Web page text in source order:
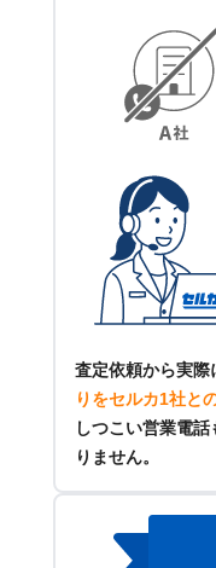
査定依頼から実際
りをセルカ1社と
しつこい営業電
りません。